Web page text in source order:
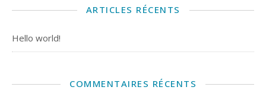
ARTICLES RÉCENTS
Hello world!
COMMENTAIRES RÉCENTS